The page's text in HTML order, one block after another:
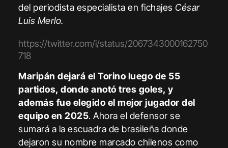
del periodista especialista en fichajesCésar
Luis Merlo.
https://twitter.com/i/status/2067343000162750
718
Maripán dejará el Torino luego de 55
partidos, donde anotó tres goles, y
además fue elegido el mejor jugador del
equipo en 2025. Ahora el defensor se
sumará a la escuadra de brasileña donde
dejaron su nombre marcado chilenos como